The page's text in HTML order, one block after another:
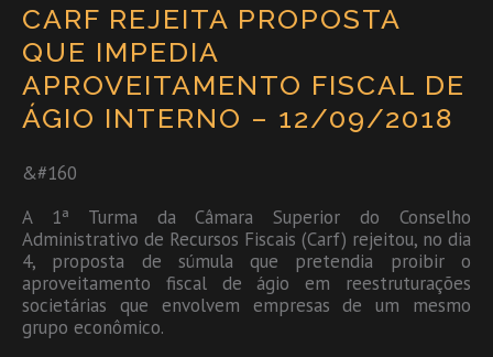
CARF REJEITA PROPOSTA
QUE IMPEDIA
APROVEITAMENTO FISCAL DE
ÁGIO INTERNO – 12/09/2018
&#160
A 1ª Turma da Câmara Superior do Conselho
Administrativo de Recursos Fiscais (Carf) rejeitou, no dia
4, proposta de súmula que pretendia proibir o
aproveitamento fiscal de ágio em reestruturações
societárias que envolvem empresas de um mesmo
grupo econômico.